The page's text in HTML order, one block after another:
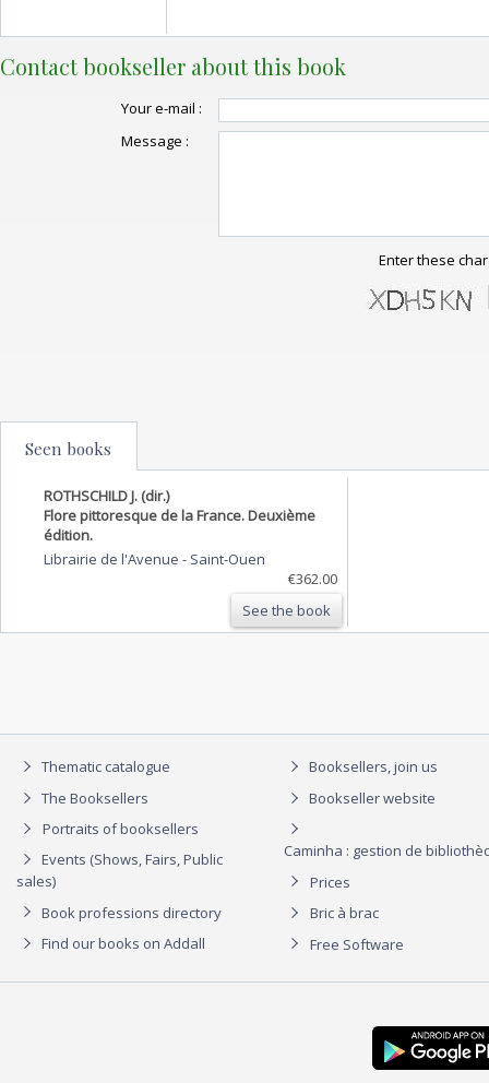
Contact bookseller about this book
Your e-mail :
Message :
Enter these
Seen books
ROTHSCHILD J. (dir.)
Flore pittoresque de la France. Deuxième
édition.
Librairie de l'Avenue - Saint-Ouen
€362.00
See the book
Thematic catalogue
The Booksellers
Portraits of booksellers
Events (Shows, Fairs, Public
sales)
Book professions directory
Find our books on Addall
Booksellers, join us
Bookseller website
Caminha : gestion de
Prices
Bric à brac
Free Software